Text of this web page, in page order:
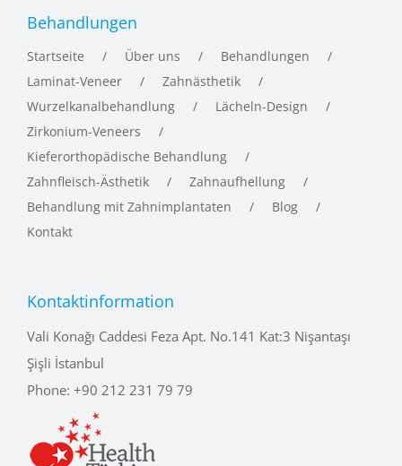
Behandlungen
Startseite Über uns
Behandlungen
Laminat-Veneer
Zahnästhetik
Wurzelkanalbehandlung
Lächeln-Design
Zirkonium-Veneers
Kieferorthopädische Behandlung
Zahnfleisch-Ästhetik
Zahnaufhellung
Behandlung mit Zahnimplantaten
Blog
Kontakt
Kontaktinformation
Vali Konağı Caddesi Feza Apt. No.141 Kat:3 Nişantaşı
Şişli İstanbul
Phone: +90 212 231 79 79